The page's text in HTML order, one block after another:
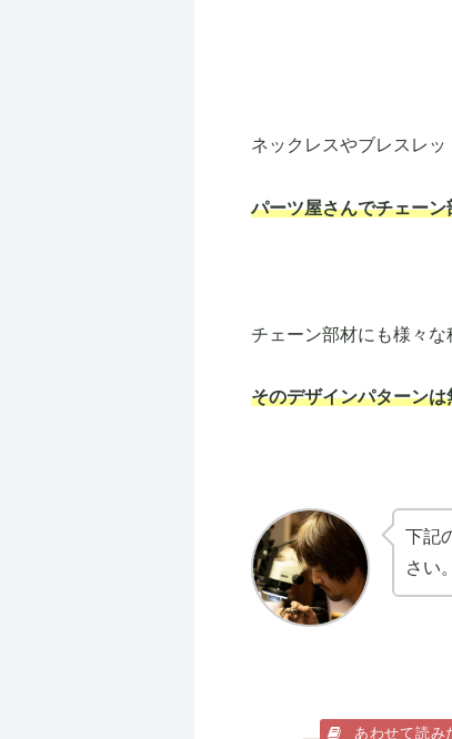
ネックレスやブレスレッ
パーツ屋さんでチェー
チェーン部材にも様々
そのデザインパターン
下記
さい。